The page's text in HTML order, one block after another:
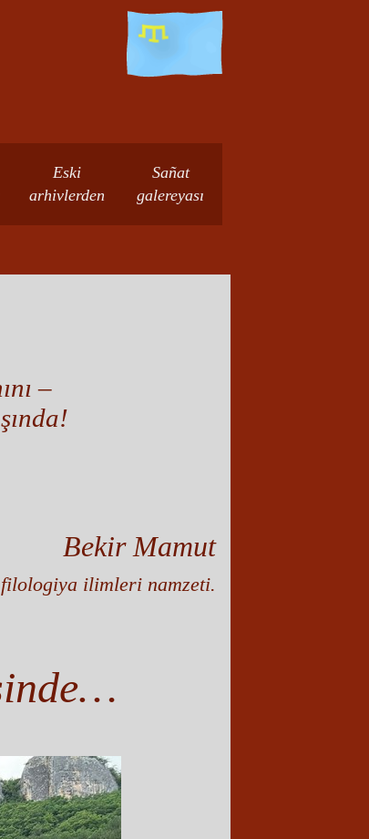
Eski
arhivlerden
Sañat
galereyası
–
Bekir Mamut
ilimleri namzeti.